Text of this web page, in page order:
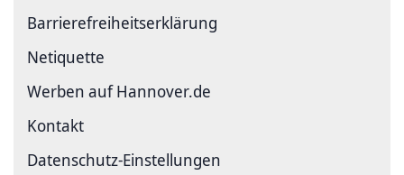
Barriere­freiheits­erklärung
Netiquette
Werben auf Hannover.de
Kontakt
Datenschutz-Einstellungen